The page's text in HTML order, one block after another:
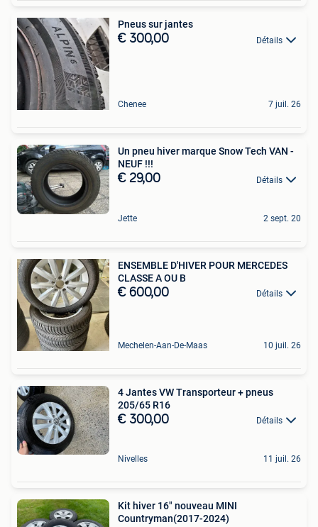
Pneus sur jantes
€ 300,00 Détails
Chenee 7 juil. 26
Un pneu hiver marque Snow Tech VAN -
NEUF !!!
€ 29,00 Détails
Jette 2 sept. 20
ENSEMBLE D'HIVER POUR MERCEDES
CLASSE A OU B
€ 600,00 Détails
Mechelen-Aan-De-Maas 10 juil. 26
4 Jantes VW Transporteur + pneus
205/65 R16
€ 300,00 Détails
Nivelles 11 juil. 26
Kit hiver 16" nouveau MINI
Countryman(2017-2024)